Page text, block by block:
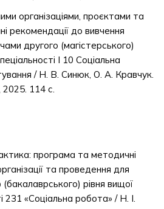
організаціями, проєктами та
рекомендації до вивчення
другого (магістерського)
І 10 Соціальна
/ Н. В. Синюк, О. А. Кравчук.
114 с.
програма та методичні
та проведення для
рівня вищої
231 «Соціальна робота» / Н. І.